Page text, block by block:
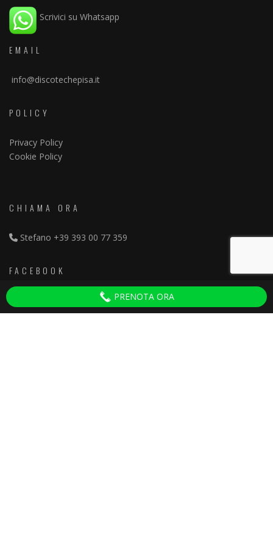
Scrivici su Whatsapp
EMAIL
info@discotechepisa.it
POLICY
Privacy Policy
Cookie Policy
CHIAMA ORA
Stefano +39 393 00 77 359
FACEBOOK
Discoteche Pisa
PRENOTA ORA